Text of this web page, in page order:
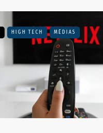
HIGH TECH MÉDIAS